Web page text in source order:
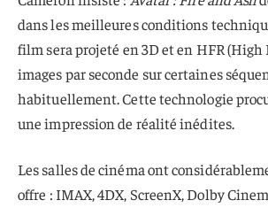
dans les meilleures conditions
film sera projeté en 3D et en HFR (High
images par seconde sur certaines
habituellement. Cette technologie
une impression de réalité inédites.
Les salles de cinéma ont
offre : IMAX, 4DX, ScreenX, Dolby